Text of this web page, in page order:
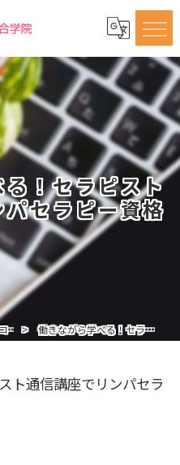
！セラピスト
セラピー資格
コラム 働きながら学べる！セラピスト通信講座でリンパセラピー資格
ト通信講座でリンパセラ